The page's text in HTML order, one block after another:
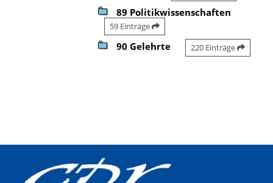
89 Politikwissenschaften
59 Einträge
90 Gelehrte 220 Einträge